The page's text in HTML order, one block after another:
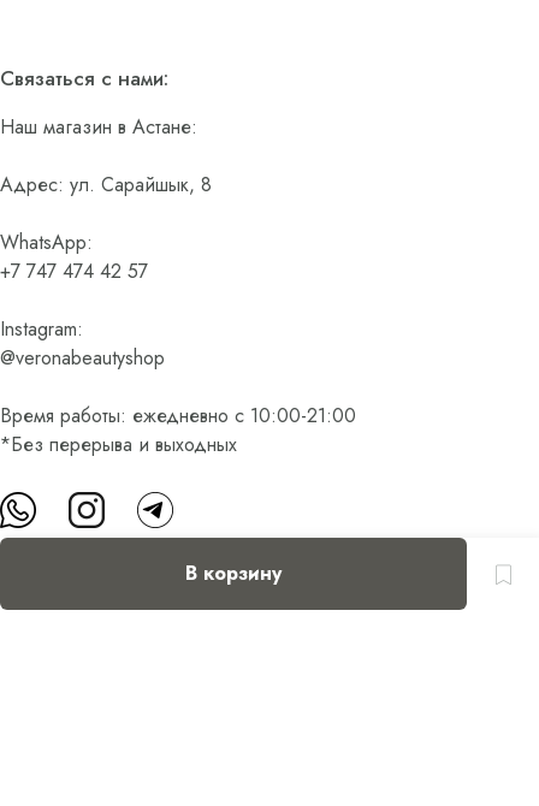
В корзину
Связаться с нами:
Наш магазин в Астане:
Адрес: ул. Сарайшык, 8
WhatsApp:
+7 747 474 42 57
Instagram:
@veronabeautyshop
Время работы: ежедневно с 10:00-21:00
*Без перерыва и выходных
Доставка и оплата